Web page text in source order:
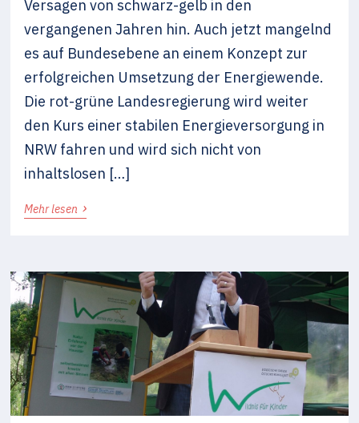
Versagen von schwarz-gelb in den
vergangenen Jahren hin. Auch jetzt mangelnd
es auf Bundesebene an einem Konzept zur
erfolgreichen Umsetzung der Energiewende.
Die rot-grüne Landesregierung wird weiter
den Kurs einer stabilen Energieversorgung in
NRW fahren und wird sich nicht von
inhaltslosen […]
Mehr lesen ›